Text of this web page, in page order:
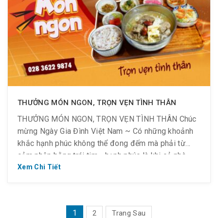
THƯỞNG MÓN NGON, TRỌN VẸN TÌNH THÂN
THƯỞNG MÓN NGON, TRỌN VẸN TÌNH THÂN Chúc
mừng Ngày Gia Đình Việt Nam ~ Có những khoảnh
khắc hạnh phúc không thể đong đếm mà phải từ
cảm nhận bằng trái tim… hạnh phúc là khi cả nhà
cùng ngồi bên nhau, Golden Kitchen sẽ cùng bạn
Xem Chi Tiết
PHÂN
1 2 Trang Sau